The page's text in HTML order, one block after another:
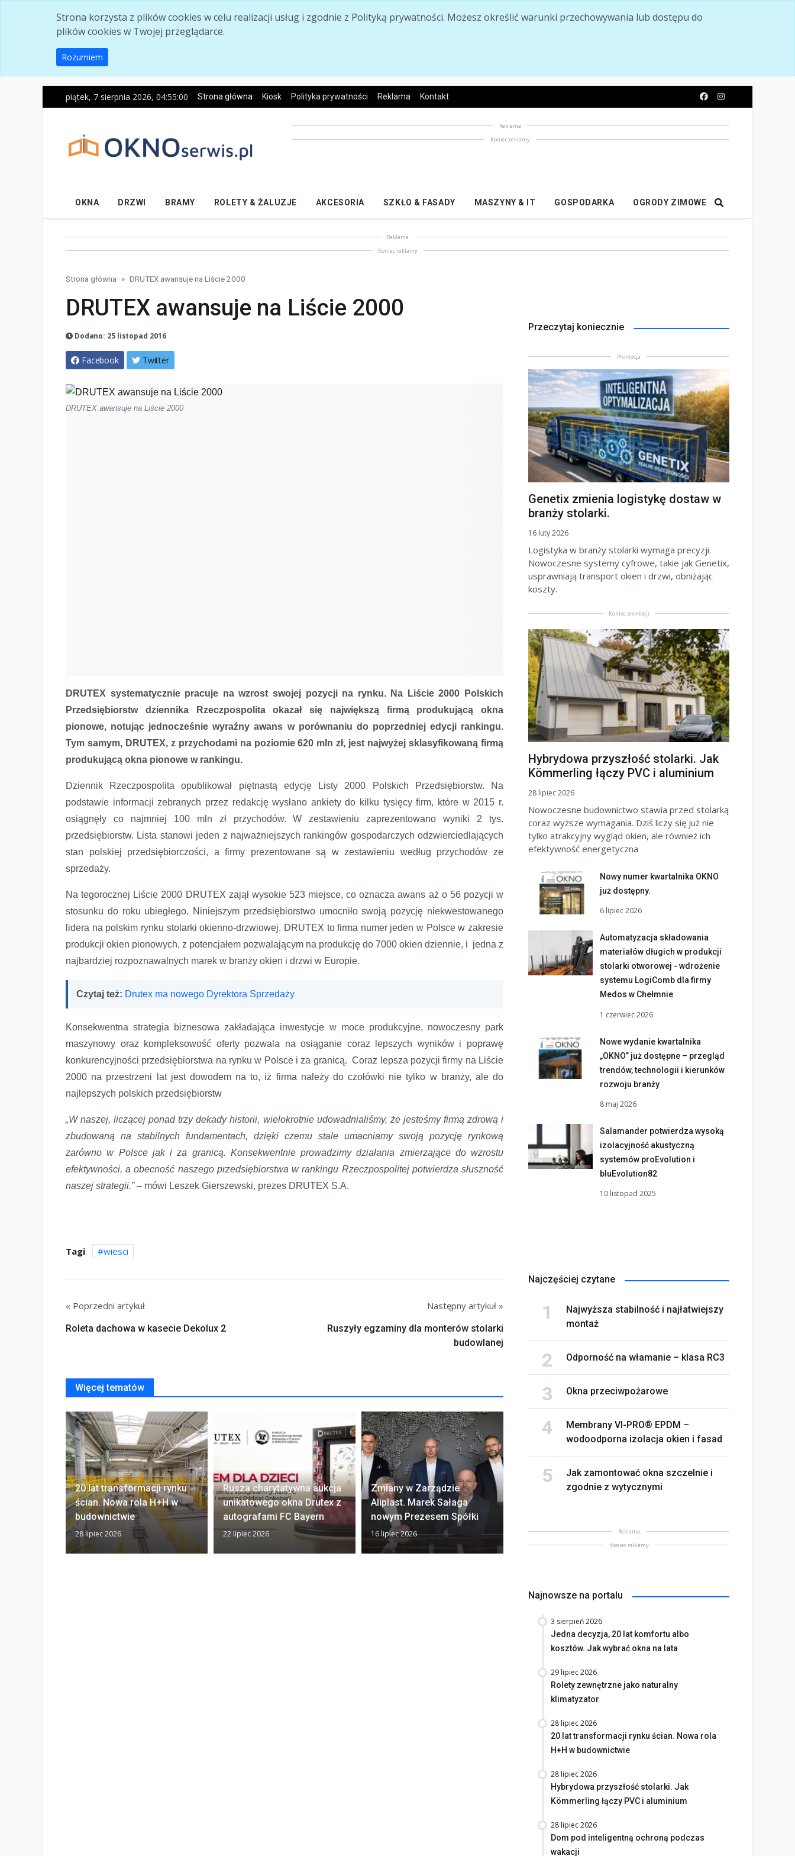
Strona korzysta z plików cookies w celu realizacji usług i zgodnie z Polityką prywatności. Możesz określić warunki przechowywania lub dostępu do
plików cookies w Twojej przeglądarce.
Rozumiem
piątek, 7 sierpnia 2026, 04:55:01 Strona główna Kiosk Polityka prywatności Reklama Kontakt
Reklama
Koniec reklamy
OKNA DRZWI BRAMY ROLETY & ŻALUZJE AKCESORIA SZKŁO & FASADY MASZYNY & IT GOSPODARKA OGRODY ZIMOWE
Reklama
Koniec reklamy
Strona główna DRUTEX awansuje na Liście 2000
DRUTEX awansuje na Liście 2000
Dodano: 25 listopad 2016
Facebook Twitter
DRUTEX awansuje na Liście 2000
DRUTEX systematycznie pracuje na wzrost swojej pozycji na rynku. Na Liście 2000 Polskich
Przedsiębiorstw dziennika Rzeczpospolita okazał się największą firmą produkującą okna
pionowe, notując jednocześnie wyraźny awans w porównaniu do poprzedniej edycji rankingu.
Tym samym, DRUTEX, z przychodami na poziomie 620 mln zł, jest najwyżej sklasyfikowaną firmą
produkującą okna pionowe w rankingu.
Dziennik Rzeczpospolita opublikował piętnastą edycję Listy 2000 Polskich Przedsiębiorstw. Na
podstawie informacji zebranych przez redakcję wysłano ankiety do kilku tysięcy firm, które w 2015 r.
osiągnęły co najmniej 100 mln zł przychodów. W zestawieniu zaprezentowano wyniki 2 tys.
przedsiębiorstw. Lista stanowi jeden z najważniejszych rankingów gospodarczych odzwierciedlających
stan polskiej przedsiębiorczości, a firmy prezentowane są w zestawieniu według przychodów ze
sprzedaży.
Na tegorocznej Liście 2000 DRUTEX zajął wysokie 523 miejsce, co oznacza awans aż o 56 pozycji w
stosunku do roku ubiegłego. Niniejszym przedsiębiorstwo umocniło swoją pozycję niekwestowanego
lidera na polskim rynku stolarki okienno-drzwiowej. DRUTEX to firma numer jeden w Polsce w zakresie
produkcji okien pionowych, z potencjałem pozwalającym na produkcję do 7000 okien dziennie, i jedna z
najbardziej rozpoznawalnych marek w branży okien i drzwi w Europie.
Czytaj też: Drutex ma nowego Dyrektora Sprzedaży
Konsekwentna strategia biznesowa zakładająca inwestycje w moce produkcyjne, nowoczesny park
maszynowy oraz kompleksowość oferty pozwala na osiąganie coraz lepszych wyników i poprawę
konkurencyjności przedsiębiorstwa na rynku w Polsce i za granicą. Coraz lepsza pozycji firmy na Liście
2000 na przestrzeni lat jest dowodem na to, iż firma należy do czołówki nie tylko w branży, ale do
najlepszych polskich przedsiębiorstw
„W naszej, liczącej ponad trzy dekady historii, wielokrotnie udowadnialiśmy, że jesteśmy firmą zdrową i
zbudowaną na stabilnych fundamentach, dzięki czemu stale umacniamy swoją pozycję rynkową
zarówno w Polsce jak i za granicą. Konsekwentnie prowadzimy działania zmierzające do wzrostu
efektywności, a obecność naszego przedsiębiorstwa w rankingu Rzeczpospolitej potwierdza słuszność
naszej strategii.” – mówi Leszek Gierszewski, prezes DRUTEX S.A.
Tagi wiesci
« Poprzedni artykuł
Roleta dachowa w kasecie Dekolux 2
Następny artykuł »
Ruszyły egzaminy dla monterów stolarki
budowlanej
Więcej tematów
20 lat transformacji rynku
ścian. Nowa rola H+H w
budownictwie
28 lipiec 2026
Rusza charytatywna aukcja
unikatowego okna Drutex z
autografami FC Bayern
22 lipiec 2026
Zmiany w Zarządzie
Aliplast. Marek Sałaga
nowym Prezesem Spółki
16 lipiec 2026
Okna bez tajemnic. Na co
13 lipiec 2026 13 lipiec 2026
Przeczytaj koniecznie
Promocja
Genetix zmienia logistykę dostaw w
branży stolarki.
16 luty 2026
Logistyka w branży stolarki wymaga precyzji.
Nowoczesne systemy cyfrowe, takie jak Genetix,
usprawniają transport okien i drzwi, obniżając
koszty.
Koniec promocji
Hybrydowa przyszłość stolarki. Jak
Kömmerling łączy PVC i aluminium
28 lipiec 2026
Nowoczesne budownictwo stawia przed stolarką
coraz wyższe wymagania. Dziś liczy się już nie
tylko atrakcyjny wygląd okien, ale również ich
efektywność energetyczna
Nowy numer kwartalnika OKNO
już dostępny.
6 lipiec 2026
Automatyzacja składowania
materiałów długich w produkcji
stolarki otworowej - wdrożenie
systemu LogiComb dla firmy
Medos w Chełmnie
1 czerwiec 2026
Nowe wydanie kwartalnika
„OKNO” już dostępne – przegląd
trendów, technologii i kierunków
rozwoju branży
8 maj 2026
Salamander potwierdza wysoką
izolacyjność akustyczną
systemów proEvolution i
bluEvolution82
10 listopad 2025
Najczęściej czytane
Najwyższa stabilność i najłatwiejszy
montaż
Odporność na włamanie – klasa RC3
Okna przeciwpożarowe
Membrany VI-PRO® EPDM –
wodoodporna izolacja okien i fasad
Jak zamontować okna szczelnie i
zgodnie z wytycznymi
Reklama
Koniec reklamy
Najnowsze na portalu
3 sierpień 2026
Jedna decyzja, 20 lat komfortu albo
kosztów. Jak wybrać okna na lata
29 lipiec 2026
Rolety zewnętrzne jako naturalny
klimatyzator
28 lipiec 2026
20 lat transformacji rynku ścian. Nowa rola
H+H w budownictwie
28 lipiec 2026
Hybrydowa przyszłość stolarki. Jak
Kömmerling łączy PVC i aluminium
28 lipiec 2026
Dom pod inteligentną ochroną podczas
wakacji